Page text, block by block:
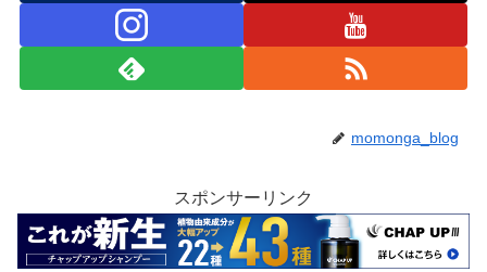
momonga_blog
スポンサーリンク